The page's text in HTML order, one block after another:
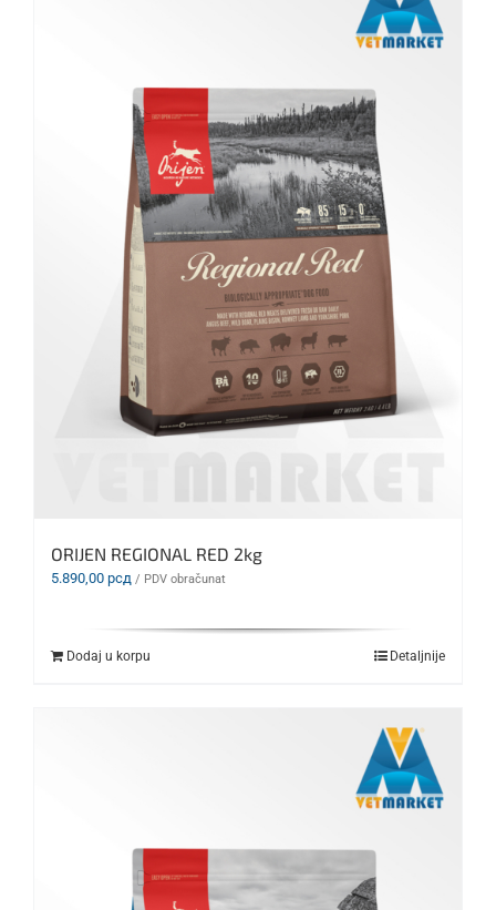
ORIJEN REGIONAL RED 2kg
5.890,00 рсд / PDV obračunat
Dodaj u korpu Detaljnije